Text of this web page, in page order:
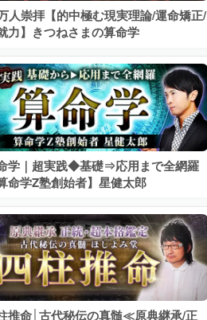
人崇拝【的中極む現実理論/運命矯正/
力】きつねさまの算命学
学｜超実践◆基礎⇒応用まで全網羅
命学Z塾創始者】星健太郎
推命│古代秘伝の真髄≪原典継承/正